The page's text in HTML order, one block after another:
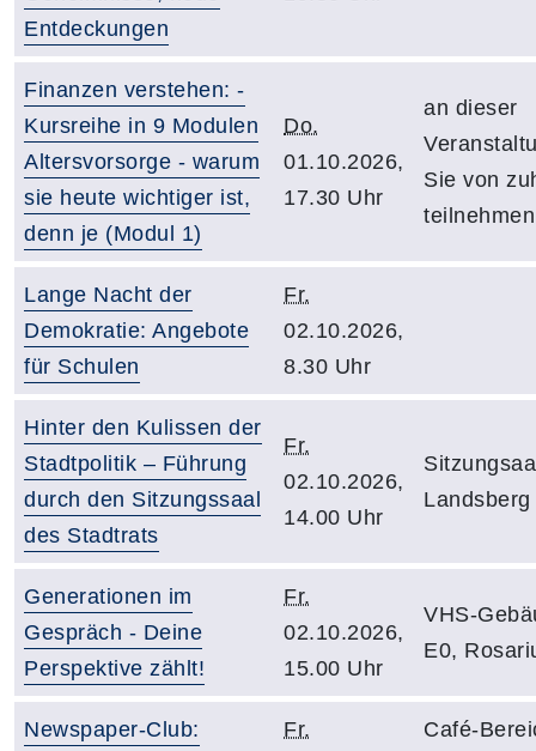
Entdeckungen
Finanzen verstehen: -
Kursreihe in 9 Modulen
Altersvorsorge - warum
sie heute wichtiger ist,
denn je (Modul 1)
Do.
01.10.2026,
17.30 Uhr
an dieser
Sie von
teilnehmen
Lange Nacht der
Demokratie: Angebote
für Schulen
Fr.
02.10.2026,
8.30 Uhr
Hinter den Kulissen der
Stadtpolitik – Führung
durch den Sitzungssaal
des Stadtrats
Fr.
02.10.2026,
14.00 Uhr
Landsberg
Generationen im
Gespräch - Deine
Perspektive zählt!
Fr.
02.10.2026,
15.00 Uhr
VHS-
E0,
Newspaper-Club:
Fr.
Café-